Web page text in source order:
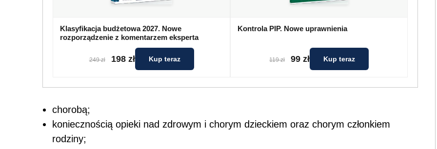
Klasyfikacja budżetowa 2027. Nowe
rozporządzenie z komentarzem eksperta
249 zł 198 zł Kup teraz
Kontrola PIP. Nowe uprawnienia
119 zł 99 zł Kup teraz
chorobą;
koniecznością opieki nad zdrowym i chorym dzieckiem oraz chorym członkiem
rodziny;